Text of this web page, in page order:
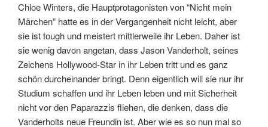
Chloe Winters, die Hauptprotagonisten von “Nicht mein
Märchen” hatte es in der Vergangenheit nicht leicht, aber
sie ist tough und meistert mittlerweile ihr Leben. Daher ist
sie wenig davon angetan, dass Jason Vanderholt, seines
Zeichens Hollywood-Star in ihr Leben tritt und es ganz
schön durcheinander bringt. Denn eigentlich will sie nur ihr
Studium schaffen und ihr Leben leben und mit Sicherheit
nicht vor den Paparazzis fliehen, die denken, dass die
Vanderholts neue Freundin ist. Aber wie es so nun mal so